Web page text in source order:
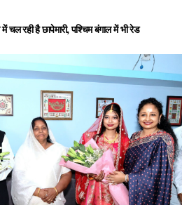
चल रही है छापेमारी, पश्चिम बंगाल में भी रेड